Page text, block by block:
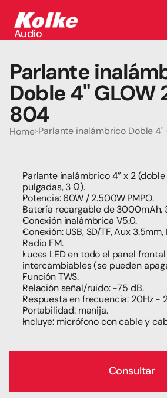
Audio
Auriculares
Conectividad
Gaming
Seguridad
Perifericos
Televisores
Tabletas
Parlante
Doble 4" GLOW
804
Home Parlante inalámbrico Doble 4"
Parlante inalámbrico 4” x 2
pulgadas, 3 Ω).
Potencia: 60W / 2.500W PMPO.
Batería recargable de 3000mAh,
Conexión inalámbrica V5.0.
Conexión: USB, SD/TF, Aux
Radio FM.
Luces LED en todo el panel
intercambiables (se pueden
Función TWS.
Relación señal/ruido: -75 dB.
Respuesta en frecuencia: 20Hz -
Portabilidad: manija.
Incluye: micrófono con cable y
Consultar